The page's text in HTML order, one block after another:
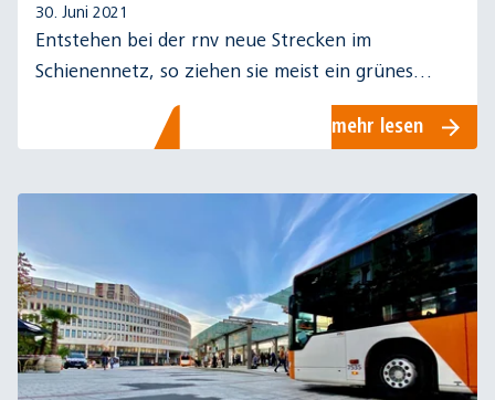
30. Juni 2021
Entstehen bei der rnv neue Strecken im
Schienennetz, so ziehen sie meist ein grünes
Band durch die Stadt, ein sogenanntes Grüngleis.
Mehr dazu im Blogartikel.
mehr lesen